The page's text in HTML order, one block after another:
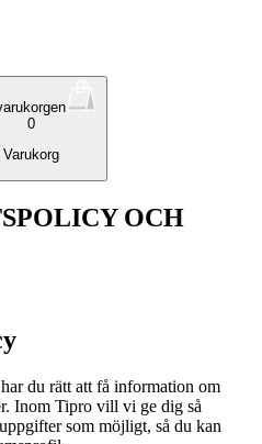
0
Varukorg
OCH
du rätt att få information om
Inom Tipro vill vi ge dig så
som möjligt, så du kan